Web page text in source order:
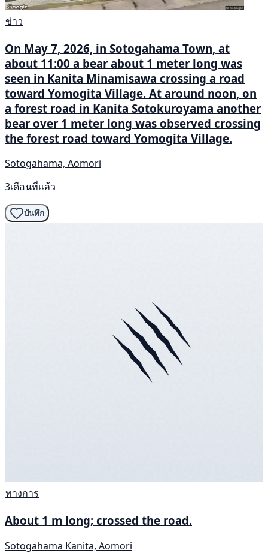
ข่าว
On May 7, 2026, in Sotogahama Town, at
about 11:00 a bear about 1 meter long was
seen in Kanita Minamisawa crossing a road
toward Yomogita Village. At around noon, on
a forest road in Kanita Sotokuroyama another
bear over 1 meter long was observed crossing
the forest road toward Yomogita Village.
Sotogahama, Aomori
3เดือนที่แล้ว
บันทึก
ทางการ
About 1 m long; crossed the road.
Sotogahama Kanita, Aomori